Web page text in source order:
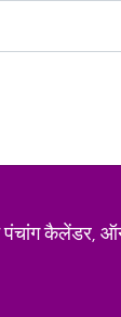
कैलेंडर,